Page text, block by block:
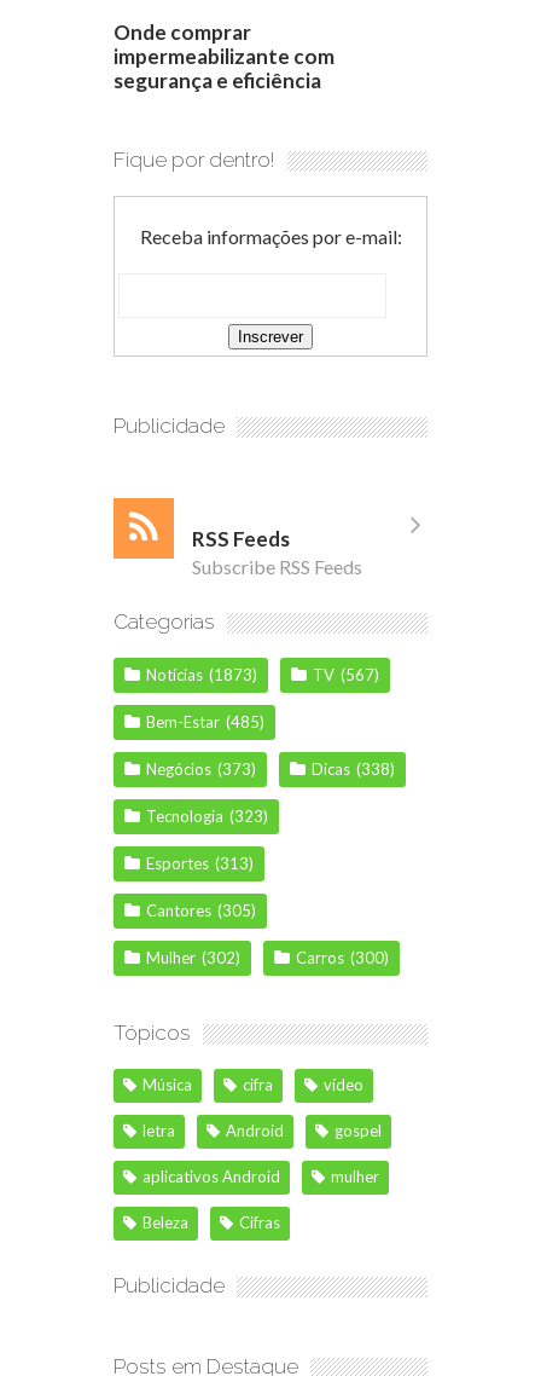
Onde comprar
impermeabilizante com
segurança e eficiência
Fique por dentro!
Receba informações por e-mail:
Publicidade
RSS Feeds
Subscribe RSS Feeds
Categorias
Notícias (1873) TV (567)
Bem-Estar (485)
Negócios (373) Dicas (338)
Tecnologia (323)
Esportes (313)
Cantores (305)
Mulher (302) Carros (300)
Tópicos
Música cifra vídeo
letra Android gospel
aplicativos Android mulher
Beleza Cifras
Publicidade
Posts em Destaque